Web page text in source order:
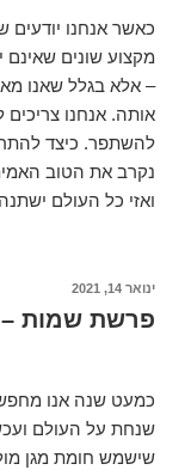
כאשר אנחנו יודעים
מקצוע שונים שאינם
– אלא בגלל שאנו
אותה. אנחנו צריכים
להשתפר. כיצד
נקרב את הטוב
ואזי כל העולם
ינואר 14, 2021
פרשת שמות –
כמעט שנה אנו
שנחת על העולם
שישמש חומת מגן